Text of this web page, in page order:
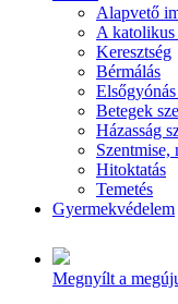
Alapvető
A katolikus
Keresztség
Bérmálás
Betegek
Házasság
Szentmise,
Hitoktatás
Temetés
Gyermekvédelem
Megnyílt a